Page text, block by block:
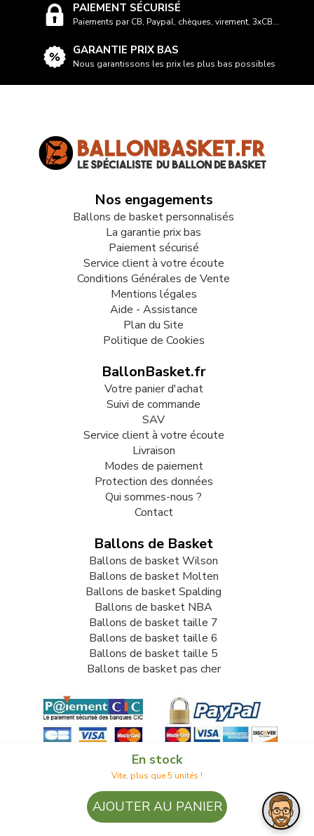
En stock
Vite, plus que 5 unités !
AJOUTER AU PANIER
PAIEMENT SÉCURISÉ
Paiements par CB, Paypal, chèques, virement, 3xCB...
GARANTIE PRIX BAS
Nous garantissons les prix les plus bas possibles
Nos engagements
Ballons de basket personnalisés
La garantie prix bas
Paiement sécurisé
Service client à votre écoute
Conditions Générales de Vente
Mentions légales
Aide - Assistance
Plan du Site
Politique de Cookies
BallonBasket.fr
Votre panier d'achat
Suivi de commande
SAV
Service client à votre écoute
Livraison
Modes de paiement
Protection des données
Qui sommes-nous ?
Contact
Ballons de Basket
Ballons de basket Wilson
Ballons de basket Molten
Ballons de basket Spalding
Ballons de basket NBA
Ballons de basket taille 7
Ballons de basket taille 6
Ballons de basket taille 5
Ballons de basket pas cher
© 2009-2026 LB82. Tous droits réservés - ballonbasket.fr -
SARL LB 82 - 13 Rue Louis Delage 44360 VIGNEUX DE
BRETAGNE